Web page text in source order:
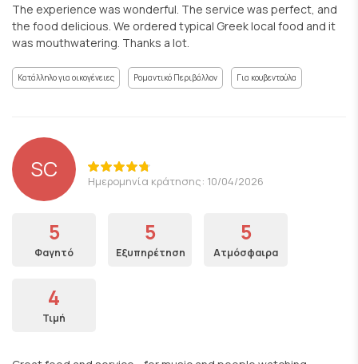
The experience was wonderful. The service was perfect, and
the food delicious. We ordered typical Greek local food and it
was mouthwatering. Thanks a lot.
Κατάλληλο για οικογένειες Ρομαντικό Περιβάλλον Για κουβεντούλα
SC Ημερομηνία κράτησης: 10/04/2026
5
Φαγητό
5
Εξυπηρέτηση
5
Ατμόσφαιρα
4
Τιμή